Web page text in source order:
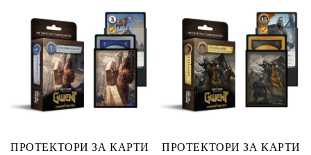
ПРОТЕКТОРИ ЗА КАРТИ
ПРОТЕКТОРИ ЗА КАРТИ